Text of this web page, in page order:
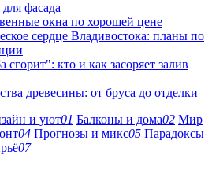
фасада
окна по хорошей цене
сердце Владивостока: планы по
кто и как засоряет залив
древесины: от бруса до отделки
и уют01 Балконы и дома02 Мир
04 Прогнозы и микс05 Парадоксы
07